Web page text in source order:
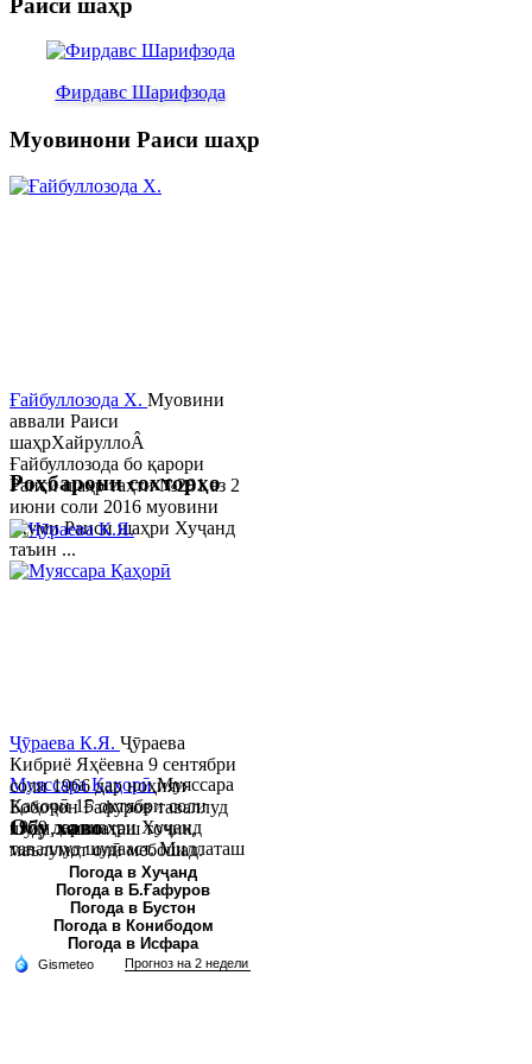
Фирдавс Шарифзода
Муовинони Раиси шаҳр
Ғайбуллозода Х. Муовини
аввали Раиси
шаҳрХайруллоÂ
Ғайбуллозода бо қарори
Раиси шаҳр таҳти №281 аз 2
июни соли 2016 муовини
якуми Раиси шаҳри Хуҷанд
таъин ...
Муяссара ҚаҳорӣМуяссара
Қаҳорӣ 15 октябри соли
1979 дар шаҳри Хуҷанд
таваллуд шудааст. Миллаташ
тоҷик. Маълумот олӣ. Соли
2002 Донишгоҳи давлатии
Хуҷанд ба...
Роҳбарони сохторҳо
Ҷӯраева К.Я. Ҷӯраева
Кибриё Яҳёевна 9 сентябри
соли 1966 дар ноҳияи
Бобоҷон Ғафуров таваллуд
шуда, миллаташ тоҷик,
маълумот олӣ мебошад.
Соли 1997 Донишг...
Обу хаво
Погода в Хуҷанд
Погода в Б.Ғафуров
Погода в Бустон
Погода в Конибодом
Погода в Исфара